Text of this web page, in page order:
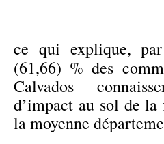
ce qui explique,
(61,66) % des
Calvados
d’impact au sol de la
la moyenne